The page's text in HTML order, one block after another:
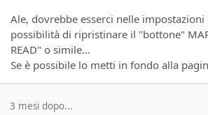
Ale, dovrebbe esserci nelle
possibilità di ripristinare il "bottone"
READ" o simile...
Se è possibile lo metti in fondo alla
3 mesi dopo...